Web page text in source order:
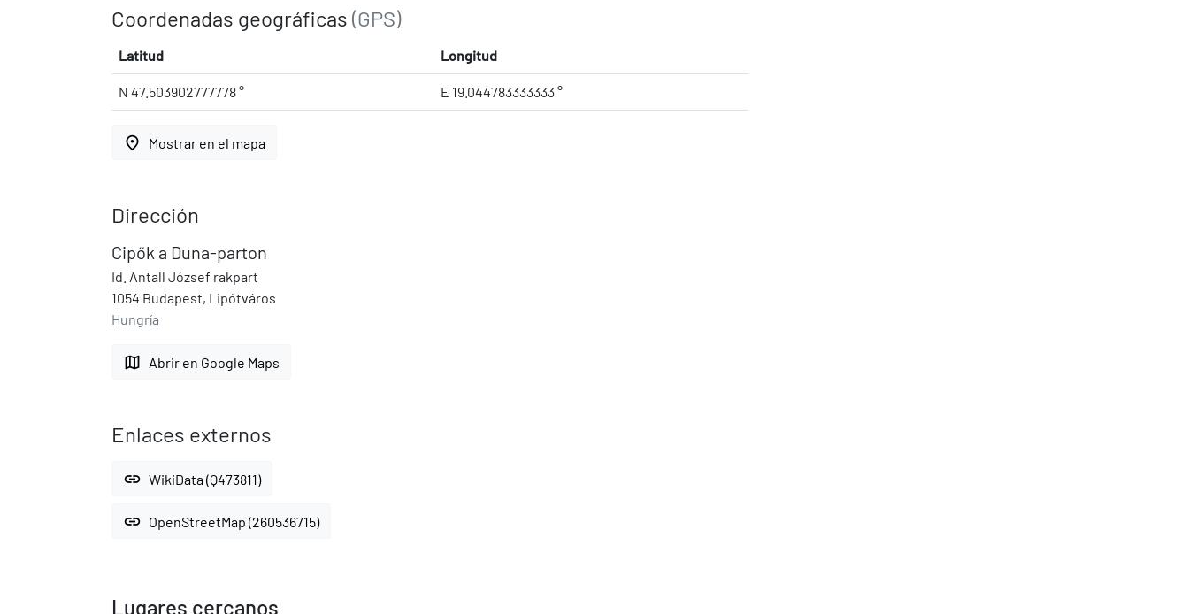
Coordenadas geográficas (GPS)
Latitud Longitud
N 47.503902777778 ° E 19.044783333333 °
place Mostrar en el mapa
Dirección
Cipők a Duna-parton
Id. Antall József rakpart
1054 Budapest, Lipótváros
Hungría
map Abrir en Google Maps
Enlaces externos
link WikiData (Q473811)
link OpenStreetMap (260536715)
Lugares cercanos